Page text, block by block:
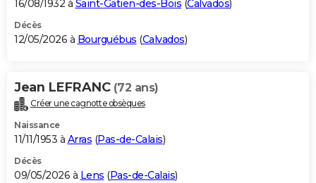
16/08/1932 à Saint-Gatien-des-Bois (Calvados)
Décès
12/05/2026 à Bourguébus (Calvados)
Jean LEFRANC (72 ans)
Créer une cagnotte obsèques
Naissance
11/11/1953 à Arras (Pas-de-Calais)
Décès
09/05/2026 à Lens (Pas-de-Calais)